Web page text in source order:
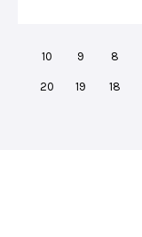
8
9
10
18
19
20